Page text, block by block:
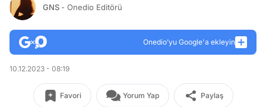
GNS - Onedio Editörü
Onedio’yu Google'a ekleyin
10.12.2023 - 08:19
Favori Yorum Yap Paylaş